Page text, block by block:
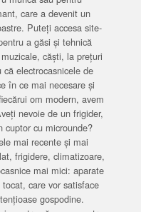
care a devenit un
Puteți accesa site-
a găsi și tehnică
căști, la prețuri
electrocasnicele de
în ce mai necesare și
om modern, avem
nevoie de un frigider,
cuptor cu microunde?
mai recente și mai
frigidere, climatizoare,
mai mici: aparate
care vor satisface
gospodine.